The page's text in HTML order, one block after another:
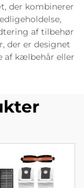
der kombinerer
af tilbehør
der er designet
af kælbehår eller